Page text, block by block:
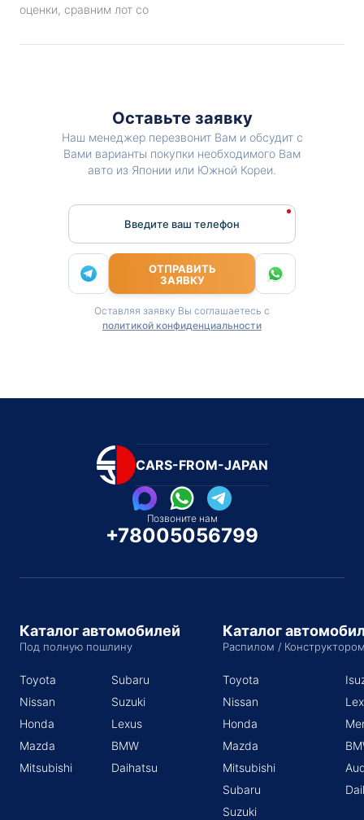
оценки, сравним лот со
Оставьте заявку
Наш менеджер перезвонит Вам и обсудит с
Вами варианты покупки необходимого Вам
авто из Японии или Южной Кореи.
Введите ваш телефон
ОТПРАВИТЬ
ЗАЯВКУ
Оставляя заявку Вы соглашаетесь с
политикой конфиденциальности
CARS-FROM-JAPAN
Позвоните нам
+78005056799
Каталог автомобилей
Под полную пошлину
Toyota
Nissan
Honda
Mazda
Mitsubishi
Subaru
Suzuki
Lexus
BMW
Daihatsu
Каталог
Распилом /
Toyota
Nissan
Honda
Mazda
Mitsubishi
Subaru
Suzuki